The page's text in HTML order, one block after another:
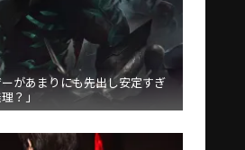
があまりにも先出し安定すぎ
？」